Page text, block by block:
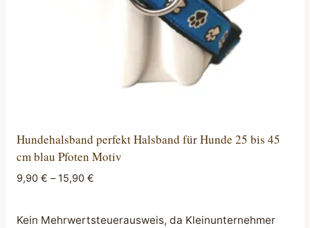
Hundehalsband perfekt Halsband für Hunde 25 bis 45
cm blau Pfoten Motiv
9,90 € –15,90 €
Kein Mehrwertsteuerausweis, da Kleinunternehmer